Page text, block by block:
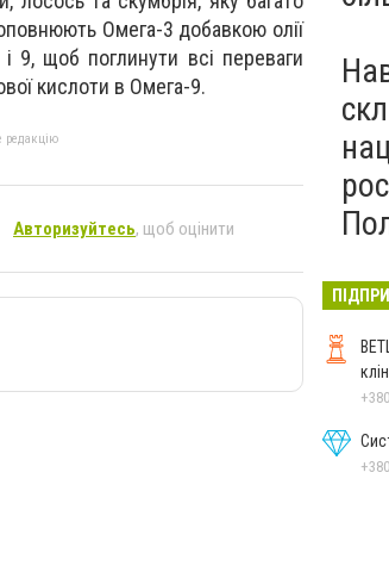
Омега-3 добавкою олії
9, щоб поглинути всі переваги
кислоти в Омега-9.
редакцію
Авторизуйтесь, щоб оцінити